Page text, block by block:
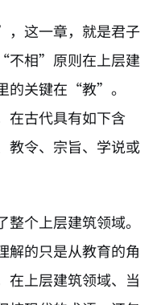
这一章，就是君子
相”原则在上层建
的关键在“教”。
在古代具有如下含
教令、宗旨、学说或
个上层建筑领域。
解的只是从教育的角
上层建筑领域、当